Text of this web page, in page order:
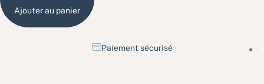
Ajouter au panier
Paiement sécurisé